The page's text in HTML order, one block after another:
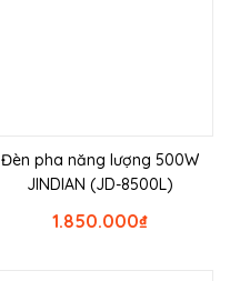
Đèn pha năng lượng 500W
JINDIAN (JD-8500L)
₫
1.850.000